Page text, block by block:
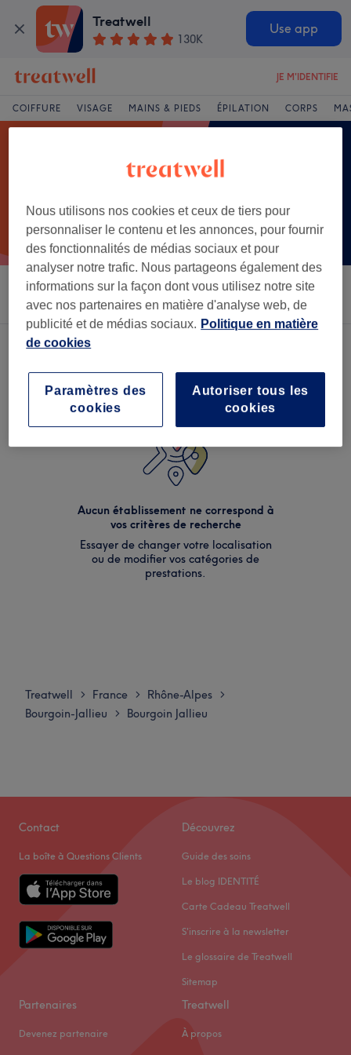
Treatwell
130K
Use app
JE M'IDENTIFIE
COIFFURE VISAGE MAINS & PIEDS ÉPILATION CORPS
Trier par Salons Offres Express Note
Aucun établissement ne correspond à
vos critères de recherche
Essayer de changer votre localisation
ou de modifier vos catégories de
prestations.
Treatwell > France > Rhône-Alpes >
Bourgoin-Jallieu > Bourgoin Jallieu
Contact
La boîte à Questions Clients
Découvrez
Guide des soins
Le blog IDENTITÉ
Carte Cadeau Treatwell
S'inscrire à la newsletter
Le glossaire de Treatwell
Sitemap
Partenaires
Devenez partenaire
Treatwell
À propos
Nous utilisons nos cookies et ceux de tiers pour
personnaliser le contenu et les annonces, pour fournir
des fonctionnalités de médias sociaux et pour
analyser notre trafic. Nous partageons également des
informations sur la façon dont vous utilisez notre site
avec nos partenaires en matière d'analyse web, de
publicité et de médias sociaux. Politique en matière
de cookies
Autoriser tous les
cookies
Paramètres des
cookies